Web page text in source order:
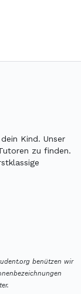
Kind. Unser
zu finden.
benützen wir